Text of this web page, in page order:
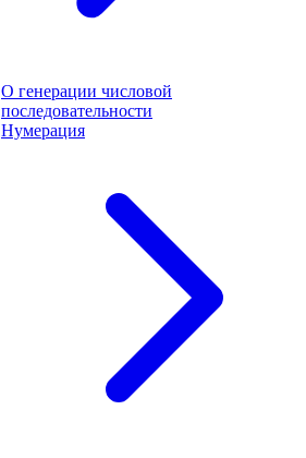
О генерации числовой
последовательности
Нумерация